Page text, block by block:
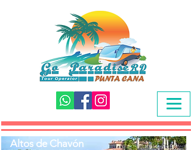
Altos de Chavón